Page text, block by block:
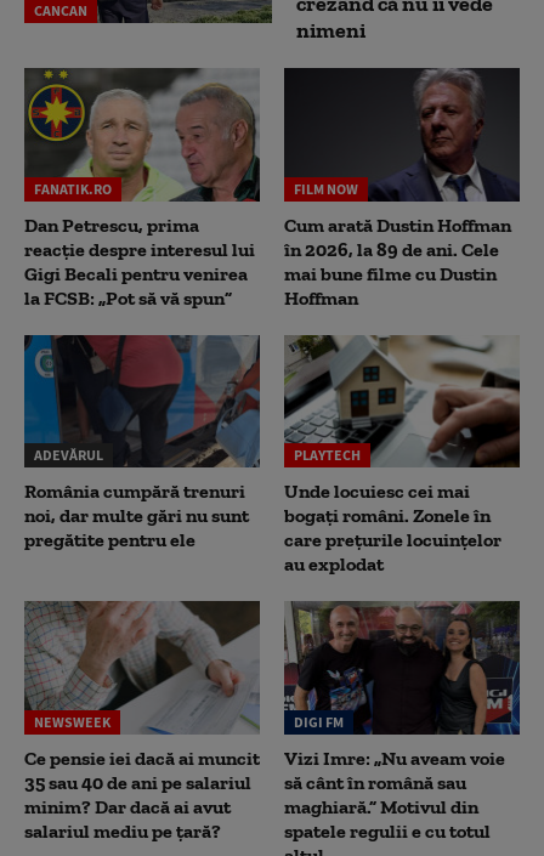
CANCAN
nimeni
FANATIK.RO
Dan Petrescu, prima
reacție despre interesul lui
Gigi Becali pentru venirea
la FCSB: „Pot să vă spun”
FILM NOW
Cum arată Dustin Hoffman
în 2026, la 89 de ani. Cele
mai bune filme cu Dustin
Hoffman
ADEVĂRUL
România cumpără trenuri
noi, dar multe gări nu sunt
pregătite pentru ele
PLAYTECH
Unde locuiesc cei mai
bogați români. Zonele în
care prețurile locuințelor
au explodat
NEWSWEEK
Ce pensie iei dacă ai muncit
35 sau 40 de ani pe salariul
minim? Dar dacă ai avut
salariul mediu pe țară?
DIGI FM
Vizi Imre: „Nu aveam voie
să cânt în română sau
maghiară.” Motivul din
spatele regulii e cu totul